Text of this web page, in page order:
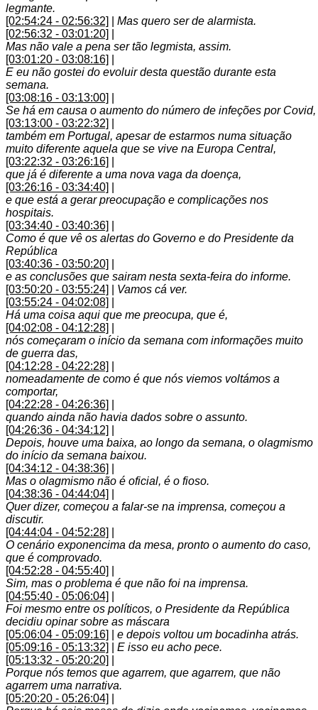
legmante.
[02:54:24 - 02:56:32]
Mas quero ser de alarmista.
[02:56:32 - 03:01:20]
Mas não vale a pena ser tão legmista, assim.
[03:01:20 - 03:08:16]
E eu não gostei do evoluir desta questão durante esta
semana.
[03:08:16 - 03:13:00]
Se há em causa o aumento do número de infeções por Covid,
[03:13:00 - 03:22:32]
também em Portugal, apesar de estarmos numa situação
muito diferente aquela que se vive na Europa Central,
[03:22:32 - 03:26:16]
que já é diferente a uma nova vaga da doença,
[03:26:16 - 03:34:40]
e que está a gerar preocupação e complicações nos
hospitais.
[03:34:40 - 03:40:36]
Como é que vê os alertas do Governo e do Presidente da
República
[03:40:36 - 03:50:20]
e as conclusões que sairam nesta sexta-feira do informe.
[03:50:20 - 03:55:24]
Vamos cá ver.
[03:55:24 - 04:02:08]
Há uma coisa aqui que me preocupa, que é,
[04:02:08 - 04:12:28]
nós começaram o início da semana com informações muito
de guerra das,
[04:12:28 - 04:22:28]
nomeadamente de como é que nós viemos voltámos a
comportar,
[04:22:28 - 04:26:36]
quando ainda não havia dados sobre o assunto.
[04:26:36 - 04:34:12]
Depois, houve uma baixa, ao longo da semana, o olagmismo
do início da semana baixou.
[04:34:12 - 04:38:36]
Mas o olagmismo não é oficial, é o fioso.
[04:38:36 - 04:44:04]
Quer dizer, começou a falar-se na imprensa, começou a
discutir.
[04:44:04 - 04:52:28]
O cenário exponencima da mesa, pronto o aumento do caso,
que é comprovado.
[04:52:28 - 04:55:40]
Sim, mas o problema é que não foi na imprensa.
[04:55:40 - 05:06:04]
Foi mesmo entre os políticos, o Presidente da República
decidiu opinar sobre as máscara
[05:06:04 - 05:09:16]
e depois voltou um bocadinha atrás.
[05:09:16 - 05:13:32]
E isso eu acho pece.
[05:13:32 - 05:20:20]
Porque nós temos que agarrem, que agarrem, que não
agarrem uma narrativa.
[05:20:20 - 05:26:04]